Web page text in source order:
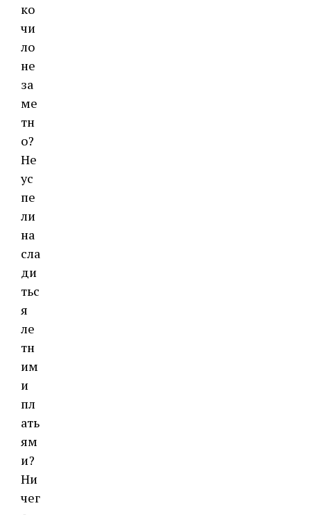
ко
чи
ло
не
за
ме
тн
о?
Не
ус
пе
ли
на
сла
ди
тьс
я
ле
тн
им
и
пл
ать
ям
и?
Ни
чег